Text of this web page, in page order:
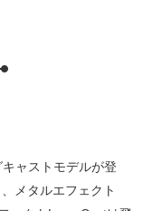
ャストモデルが登
メタルエフェクト